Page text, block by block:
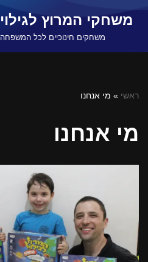
משחקי המרוץ לגילוי
משחקים חינוכיים לכל המשפחה
ראשי » מי אנחנו
מי אנחנו